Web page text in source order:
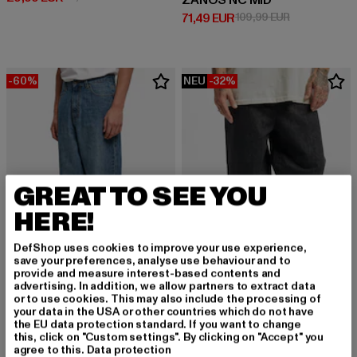
71,49 EUR
Derzeitiger Preis: 71,49 EUR
109,99 EURAktionspreis:
-60%
URBAN CLASSICS
90‘s Jeans Loose
20,00 EUR
Derzeitiger Preis: 20,00 EUR
49,99 EURAktionspreis: 49,99 EUR
NEU -32%
URBAN CLASSICS
90‘s
33,99 EUR
Derzeitiger Preis: 33,99 EUR
49,99 EURAktionspreis:
GREAT TO SEE YOU
HERE!
DefShop uses cookies to improve your use experience,
save your preferences, analyse use behaviour and to
provide and measure interest-based contents and
advertising. In addition, we allow partners to extract data
or to use cookies. This may also include the processing of
your data in the USA or other countries which do not have
the EU data protection standard. If you want to change
this, click on "Custom settings". By clicking on "Accept" you
agree to this. Data protection